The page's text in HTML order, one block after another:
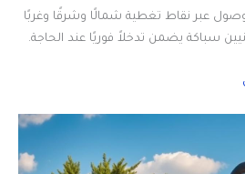
عبر نقاط تغطية شمالًا وشرقًا وغربًا
سباكة يضمن تدخلاً فوريًا عند الحاجة.